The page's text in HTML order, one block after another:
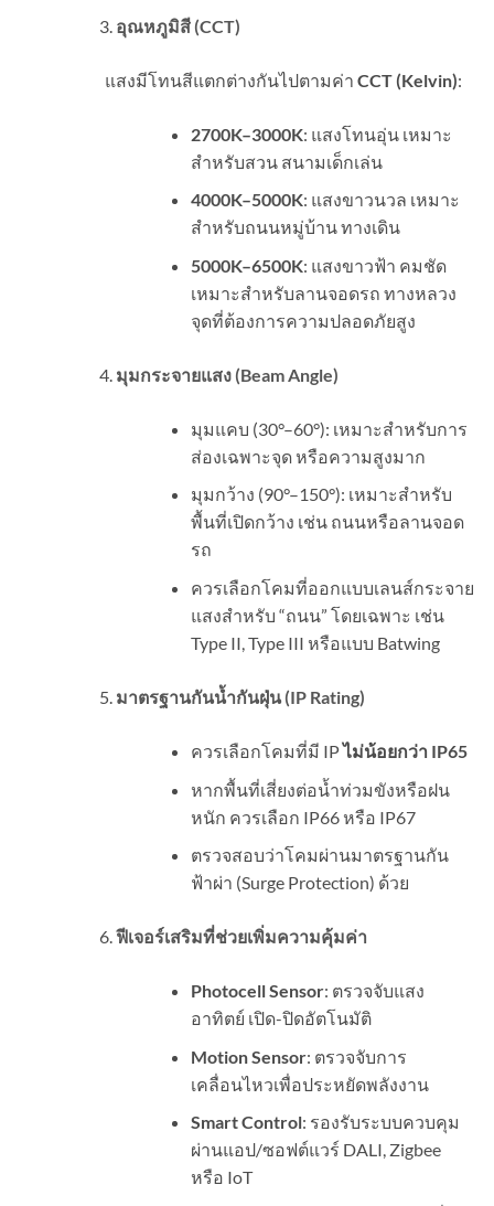
อุณหภูมิสี (CCT)
แสงมีโทนสีแตกต่างกันไปตามค่า CCT (Kelvin):
2700K–3000K: แสงโทนอุ่น เหมาะ
สำหรับสวน สนามเด็กเล่น
4000K–5000K: แสงขาวนวล เหมาะ
สำหรับถนนหมู่บ้าน ทางเดิน
5000K–6500K: แสงขาวฟ้า คมชัด
เหมาะสำหรับลานจอดรถ ทางหลวง
จุดที่ต้องการความปลอดภัยสูง
มุมกระจายแสง (Beam Angle)
มุมแคบ (30°–60°): เหมาะสำหรับการ
ส่องเฉพาะจุด หรือความสูงมาก
มุมกว้าง (90°–150°): เหมาะสำหรับ
พื้นที่เปิดกว้าง เช่น ถนนหรือลานจอด
รถ
ควรเลือกโคมที่ออกแบบเลนส์กระจาย
แสงสำหรับ “ถนน” โดยเฉพาะ เช่น
Type II, Type III หรือแบบ Batwing
มาตรฐานกันน้ำกันฝุ่น (IP Rating)
ควรเลือกโคมที่มี IPไม่น้อยกว่า IP65
หากพื้นที่เสี่ยงต่อน้ำท่วมขังหรือฝน
หนัก ควรเลือก IP66 หรือ IP67
ตรวจสอบว่าโคมผ่านมาตรฐานกัน
ฟ้าผ่า (Surge Protection) ด้วย
ฟีเจอร์เสริมที่ช่วยเพิ่มความคุ้มค่า
Photocell Sensor: ตรวจจับแสง
อาทิตย์ เปิด-ปิดอัตโนมัติ
Motion Sensor: ตรวจจับการ
เคลื่อนไหวเพื่อประหยัดพลังงาน
Smart Control: รองรับระบบควบคุม
ผ่านแอป/ซอฟต์แวร์ DALI, Zigbee
หรือ IoT